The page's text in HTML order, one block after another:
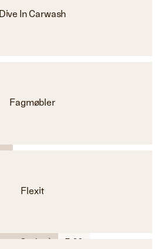
Dive In Carwash
Fagmøbler
Flexit